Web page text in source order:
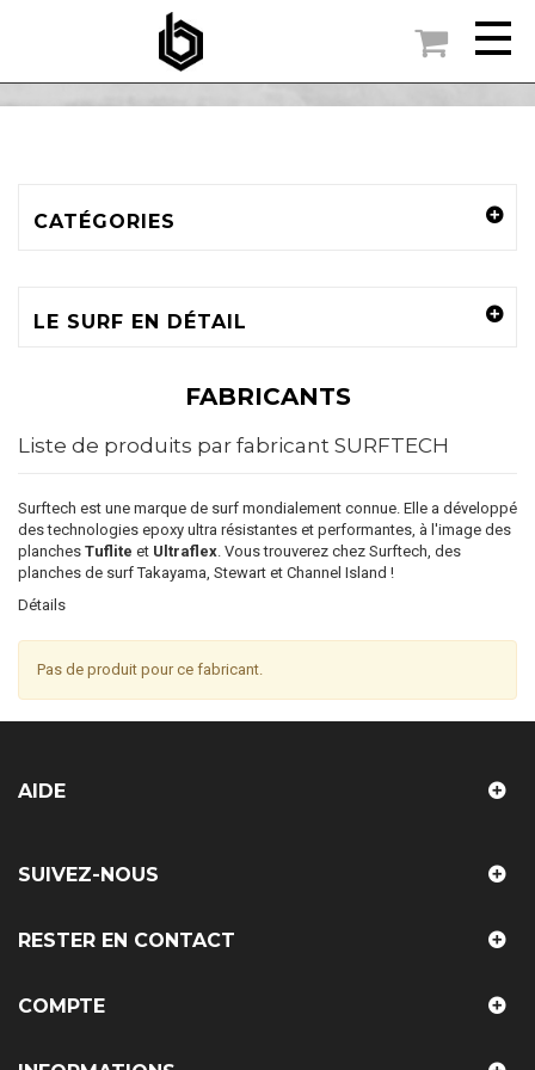
ACCUEIL
CATÉGORIES
LE SURF EN DÉTAIL
FABRICANTS
Liste de produits par fabricant SURFTECH
Surftech est une marque de surf mondialement connue. Elle a développé
des technologies epoxy ultra résistantes et performantes, à l'image des
planches Tuflite et Ultraflex. Vous trouverez chez Surftech, des
planches de surf Takayama, Stewart et Channel Island !
Détails
Pas de produit pour ce fabricant.
AIDE
SUIVEZ-NOUS
RESTER EN CONTACT
COMPTE
